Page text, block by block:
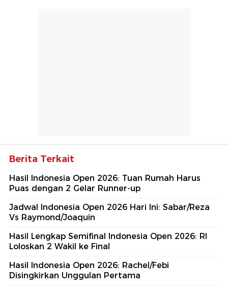
Berita Terkait
Hasil Indonesia Open 2026: Tuan Rumah Harus
Puas dengan 2 Gelar Runner-up
Jadwal Indonesia Open 2026 Hari Ini: Sabar/Reza
Vs Raymond/Joaquin
Hasil Lengkap Semifinal Indonesia Open 2026: RI
Loloskan 2 Wakil ke Final
Hasil Indonesia Open 2026: Rachel/Febi
Disingkirkan Unggulan Pertama